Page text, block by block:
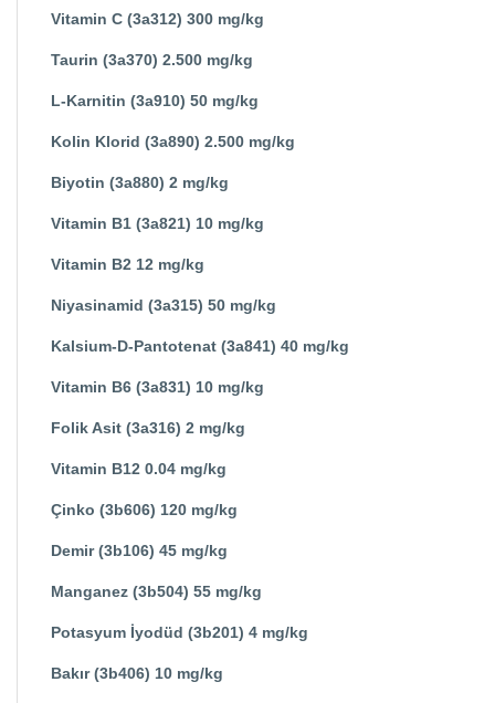
Vitamin C (3a312) 300 mg/kg
Taurin (3a370) 2.500 mg/kg
L-Karnitin (3a910) 50 mg/kg
Kolin Klorid (3a890) 2.500 mg/kg
Biyotin (3a880) 2 mg/kg
Vitamin B1 (3a821) 10 mg/kg
Vitamin B2 12 mg/kg
Niyasinamid (3a315) 50 mg/kg
Kalsium-D-Pantotenat (3a841) 40 mg/kg
Vitamin B6 (3a831) 10 mg/kg
Folik Asit (3a316) 2 mg/kg
Vitamin B12 0.04 mg/kg
Çinko (3b606) 120 mg/kg
Demir (3b106) 45 mg/kg
Manganez (3b504) 55 mg/kg
Potasyum İyodüd (3b201) 4 mg/kg
Bakır (3b406) 10 mg/kg